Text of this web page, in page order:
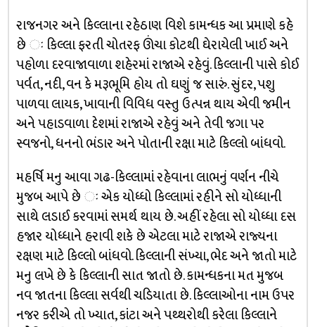
રાજનગર અને કિલ્લાના રહેઠાણ વિશે કામન્ધક આ પ્રમાણે કહે
છે ઃ કિલ્લા ફરતી ચોતરફ ઊંચા કોટથી ઘેરાયેલી ખાઈ અને
પહોળા દરવાજાવાળા શહેરમાં રાજાએ રહેવું. કિલ્લાની પાસે કોઈ
પર્વત, નદી, વન કે મરૂભૂમિ હોય તો ઘણું જ સારું. સુંદર, પશુ
પાળવા લાયક, ખાવાની વિવિધ વસ્તુ ઉત્પન્ન થાય એવી જમીન
અને પહાડવાળા દેશમાં રાજાએ રહેવું અને તેવી જગા પર
સ્વજનો, ધનનો ભંડાર અને પોતાની રક્ષા માટે કિલ્લો બાંધવો.
મહર્ષિ મનુ આવા ગઢ-કિલ્લામાં રહેવાના લાભનું વર્ણન નીચે
મુજબ આપે છે ઃ એક યોધ્ધો કિલ્લામાં રહીને સો યોધ્ધાની
સાથે લડાઈ કરવામાં સમર્થ થાય છે. અહીં રહેલા સો યોધ્ધા દસ
હજાર યોધ્ધાને હરાવી શકે છે એટલા માટે રાજાએ રાજ્યના
રક્ષણ માટે કિલ્લો બાંધવો. કિલ્લાની સંખ્યા, ભેદ અને જાતો માટે
મનુ લખે છે કે કિલ્લાની સાત જાતો છે. કામન્ધકના મત મુજબ
નવ જાતના કિલ્લા સર્વથી ચડિયાતા છે. કિલ્લાઓના નામ ઉપર
નજર કરીએ તો ખ્યાત, કાંટા અને પથ્થરોથી કરેલા કિલ્લાને